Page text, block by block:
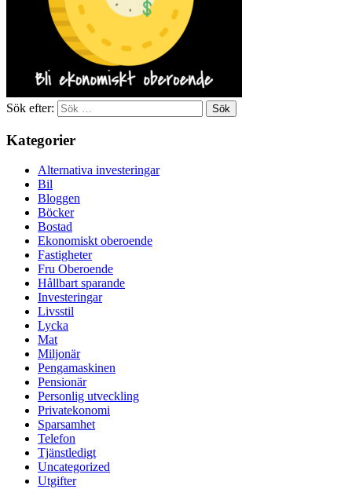
Sök efter:
Kategorier
Alternativa investeringar
Bil
Bloggen
Böcker
Bostad
Ekonomiskt oberoende
Fastigheter
Fru Oberoende
Hållbart sparande
Investeringar
Livsstil
Lycka
Mat
Miljonär
Pengamaskinen
Pensionär
Personlig utveckling
Privatekonomi
Sparsamhet
Telefon
Tjänstledigt
Uncategorized
Utgifter